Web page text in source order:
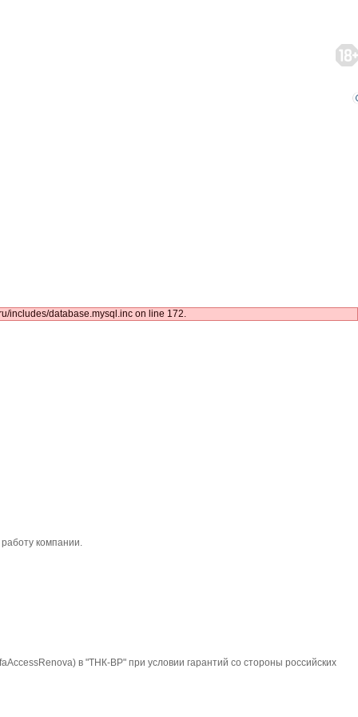
includes/database.mysql.inc on line 172.
компании.
в "ТНК-BP" при условии гарантий со стороны российских